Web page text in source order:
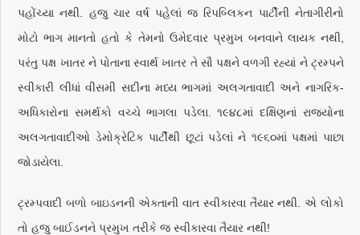
પહોંચ્યા નથી. હજુ ચાર વર્ષ પહેલાં જ રિપબ્લિકન પાર્ટીની નેતાગીરીનો
મોટો ભાગ માનતો હતો કે તેમનો ઉમેદવાર પ્રમુખ બનવાને લાયક નથી,
પરંતુ પક્ષ ખાતર ને પોતાના સ્વાર્થ ખાતર તે સૌ પક્ષને વળગી રહ્યાં ને ટ્રમ્પને
સ્વીકારી લીધાં વીસમી સદીના મધ્ય ભાગમાં અલગતાવાદી અને નાગરિક-
અધિકારોના સમર્થકો વચ્ચે ભાગલા પડેલા. ૧૯૪૮માં દક્ષિણનાં રાજ્યોના
અલગતાવાદીઓ ડેમોક્રેટિક પાર્ટીથી છૂટાં પડેલાં ને ૧૯૬૦માં પક્ષમાં પાછા
જોડાયેલા.
ટ્રમ્પવાદી બળો બાઇડનની એક્તાની વાત સ્વીકારવા તૈયાર નથી. એ લોકો
તો હજુ બાઈડનને પ્રમુખ તરીકે જ સ્વીકારવા તૈયાર નથી!